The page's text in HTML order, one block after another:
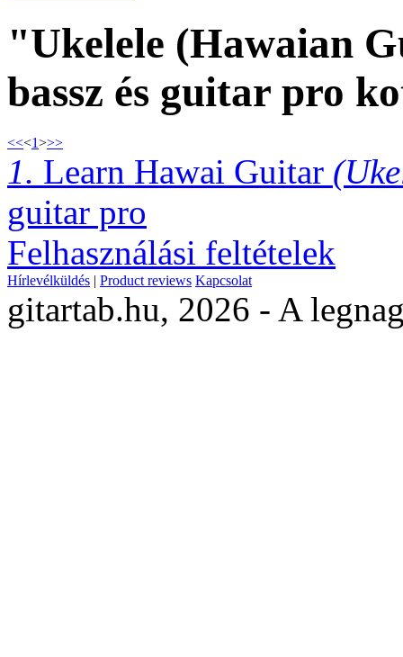
"Ukelele (Hawaian
bassz és guitar pro
<<<1>>>
1. Learn Hawai Guitar
guitar pro
Felhasználási feltételek
Hírlevélküldés | Product reviews Kapcsolat
gitartab.hu, 2026 - A